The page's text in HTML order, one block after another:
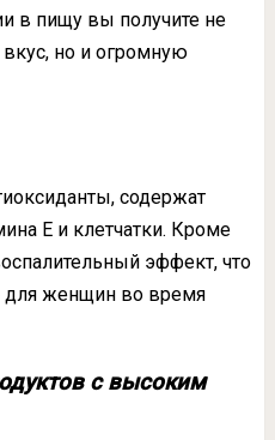
в пищу вы получите не
но и огромную
содержат
Е и клетчатки. Кроме
эффект, что
для женщин во время
с высоким